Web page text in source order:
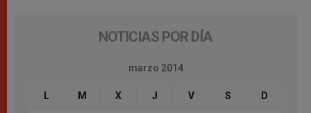
NOTICIAS POR DÍA
marzo 2014
L M X J V S D